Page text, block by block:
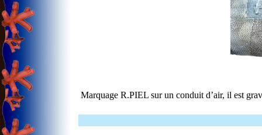
Marquage R.PIEL sur un conduit d’air, il est